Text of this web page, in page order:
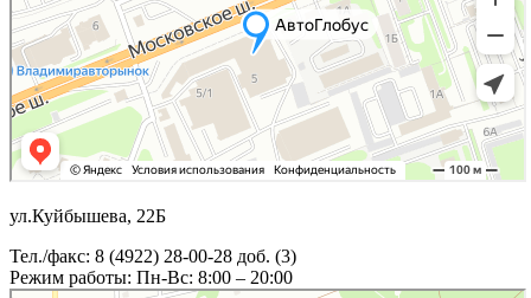
ул.Куйбышева, 22Б
Тел./факс: 8 (4922) 28-00-28 доб. (3)
Режим работы: Пн-Вс: 8:00 – 20:00